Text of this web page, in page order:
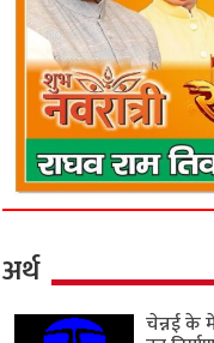
अर्थ
चेन्नई के